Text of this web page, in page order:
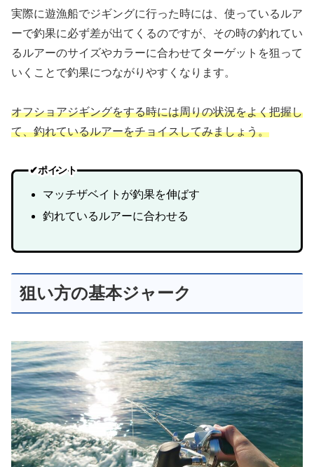
実際に遊漁船でジギングに行った時には、使っているルア
ーで釣果に必ず差が出てくるのですが、その時の釣れてい
るルアーのサイズやカラーに合わせてターゲットを狙って
いくことで釣果につながりやすくなります。
オフショアジギングをする時には周りの状況をよく把握し
て、釣れているルアーをチョイスしてみましょう。
✔ポイント
マッチザベイトが釣果を伸ばす
釣れているルアーに合わせる
狙い方の基本ジャーク